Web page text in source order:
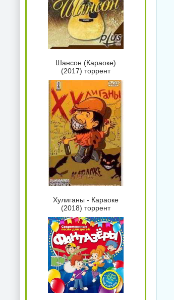
Шансон (Караоке)
(2017) торрент
Хулиганы - Караоке
(2018) торрент